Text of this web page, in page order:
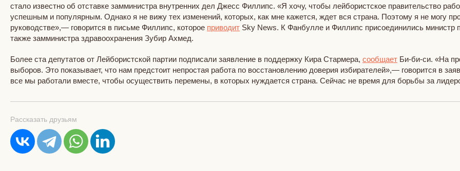
стало известно об отставке замминистра внутренних дел Джесс Филлипс. «Я хочу, чтобы лейбористское правительство
успешным и популярным. Однако я не вижу тех изменений, которых, как мне кажется, ждет вся страна. Поэтому я не могу
руководстве»,— говорится в письме Филлипс, которое приводит Sky News. К Фанбулле и Филлипс присоединились
также замминистра здравоохранения Зубир Ахмед.
Более ста депутатов от Лейбористской партии подписали заявление в поддержку Кира Стармера, сообщает Би-би-си. «На
выборов. Это показывает, что нам предстоит непростая работа по восстановлению доверия избирателей»,— говорится в
все мы работали вместе, чтобы осуществить перемены, в которых нуждается страна. Сейчас не время для борьбы за
Рассказать друзьям